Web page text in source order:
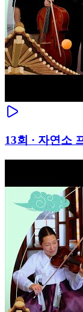
13회 · 자연소